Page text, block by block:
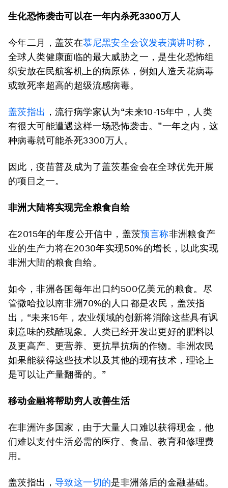
生化恐怖袭击可以在一年内杀死3300万人
今年二月，盖茨在慕尼黑安全会议发表演讲时称 ，
全球人类健康面临的最大威胁之一，是生化恐怖组
织安放在民航客机上的病原体，例如人造天花病毒
或致死率超高的超级流感病毒。
盖茨指出 ，流行病学家认为“未来10-15年中，人类
有很大可能遭遇这样一场恐怖袭击。”一年之内，这
种病毒就可能杀死3300万人。
因此，疫苗普及成为了盖茨基金会在全球优先开展
的项目之一。
非洲大陆将实现完全粮食自给
在2015年的年度公开信中，盖茨预言称非洲粮食产
业的生产力将在2030年实现50%的增长，以此实现
非洲大陆的粮食自给。
如今，非洲各国每年出口约500亿美元的粮食。尽
管撒哈拉以南非洲70%的人口都是农民，盖茨指
出，“未来15年，农业领域的创新将消除这些具有讽
刺意味的残酷现象。人类已经开发出更好的肥料以
及更高产、更营养、更抗旱抗病的作物。非洲农民
如果能获得这些技术以及其他的现有技术，理论上
是可以让产量翻番的。”
移动金融将帮助穷人改善生活
在非洲许多国家，由于大量人口难以获得现金，他
们难以支付生活必需的医疗、食品、教育和修理费
用。
盖茨指出， 导致这一切的是非洲落后的金融基础。